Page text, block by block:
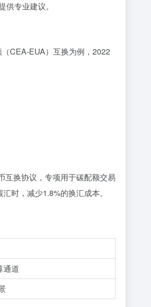
专业建议。
CEA-EUA）互换为例，2022
互换协议，专项用于碳配额交易
时，减少1.8%的换汇成本。
通道